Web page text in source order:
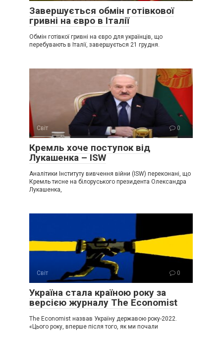
Завершується обмін готівкової
гривні на євро в Італії
Обмін готівкої гривні на євро для українців, що
перебувають в Італії, завершується 21 грудня.
Світ 0
Крeмль хоче поступок від
Лукaшенка – ISW
Аналітики Інституту вивчення війни (ISW) переконані, що
Кремль тисне на білоруського президента Олександра
Лукашенка,
Світ 0
Україна стала країною року за
версією журналу The Economist
The Economist назвав Україну державою року-2022.
«Цього року, вперше після того, як ми почали